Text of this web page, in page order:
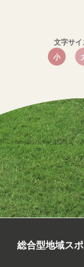
文字サイ
小
総合型地域ス